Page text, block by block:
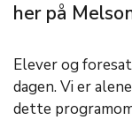
her på
Elever og
dagen. Vi er
dette